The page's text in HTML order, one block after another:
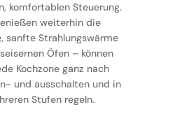
komfortablen Steuerung.
weiterhin die
sanfte Strahlungswärme
Öfen – können
Kochzone ganz nach
und ausschalten und in
Stufen regeln.